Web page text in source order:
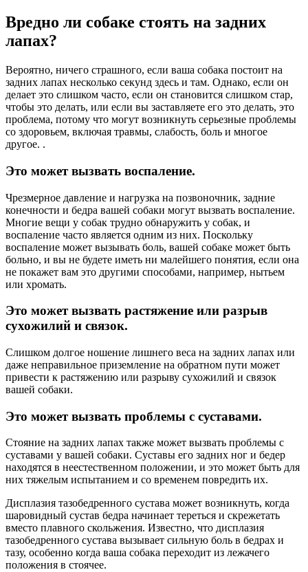
Вредно ли собаке стоять на задних
лапах?
Вероятно, ничего страшного, если ваша собака постоит на
задних лапах несколько секунд здесь и там. Однако, если он
делает это слишком часто, если он становится слишком стар,
чтобы это делать, или если вы заставляете его это делать, это
проблема, потому что могут возникнуть серьезные проблемы
со здоровьем, включая травмы, слабость, боль и многое
другое. .
Это может вызвать воспаление.
Чрезмерное давление и нагрузка на позвоночник, задние
конечности и бедра вашей собаки могут вызвать воспаление.
Многие вещи у собак трудно обнаружить у собак, и
воспаление часто является одним из них. Поскольку
воспаление может вызывать боль, вашей собаке может быть
больно, и вы не будете иметь ни малейшего понятия, если она
не покажет вам это другими способами, например, нытьем
или хромать.
Это может вызвать растяжение или разрыв
сухожилий и связок.
Слишком долгое ношение лишнего веса на задних лапах или
даже неправильное приземление на обратном пути может
привести к растяжению или разрыву сухожилий и связок
вашей собаки.
Это может вызвать проблемы с суставами.
Стояние на задних лапах также может вызвать проблемы с
суставами у вашей собаки. Суставы его задних ног и бедер
находятся в неестественном положении, и это может быть для
них тяжелым испытанием и со временем повредить их.
Дисплазия тазобедренного сустава может возникнуть, когда
шаровидный сустав бедра начинает тереться и скрежетать
вместо плавного скольжения. Известно, что дисплазия
тазобедренного сустава вызывает сильную боль в бедрах и
тазу, особенно когда ваша собака переходит из лежачего
положения в стоячее.